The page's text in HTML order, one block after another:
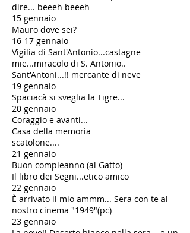
dire... beeeh beeeh
15 gennaio
Mauro dove sei?
16-17 gennaio
Vigilia di Sant'Antonio...castagne
mie...miracolo di S. Antonio..
Sant'Antoni...!! mercante di neve
19 gennaio
Spaciacà si sveglia la Tigre...
20 gennaio
Coraggio e avanti...
Casa della memoria
scatolone....
21 gennaio
Buon compleanno (al Gatto)
Il libro dei Segni...etico amico
22 gennaio
È arrivato il mio ammm... Sera con te al
nostro cinema "1949"(pc)
23 gennaio